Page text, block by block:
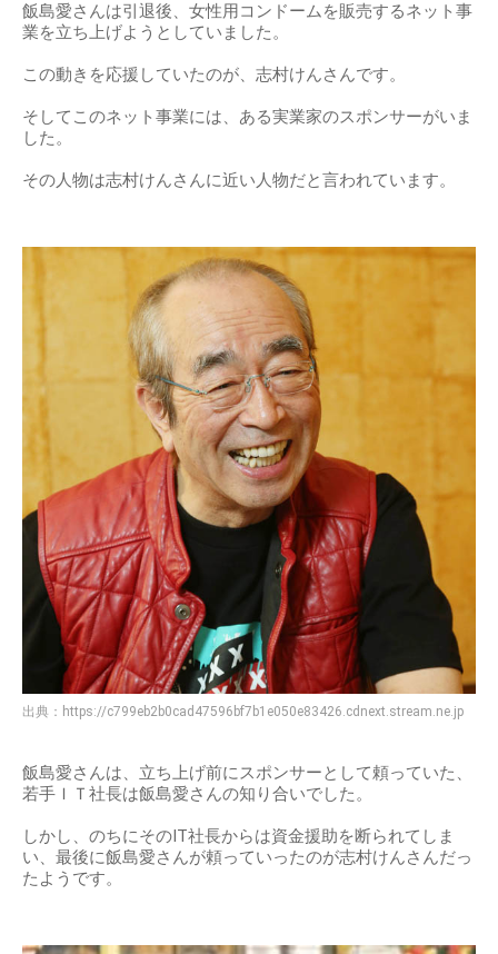
飯島愛さんは引退後、女性用コンドームを販売するネット事
業を立ち上げようとしていました。
この動きを応援していたのが、志村けんさんです。
そしてこのネット事業には、ある実業家のスポンサーがいま
した。
その人物は志村けんさんに近い人物だと言われています。
出典： https://c799eb2b0cad47596bf7b1e050e83426.cdnext.stream.ne.jp
飯島愛さんは、立ち上げ前にスポンサーとして頼っていた、
若手ＩＴ社長は飯島愛さんの知り合いでした。
しかし、のちにそのIT社長からは資金援助を断られてしま
い、最後に飯島愛さんが頼っていったのが志村けんさんだっ
たようです。